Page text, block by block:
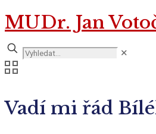
MUDr. Jan
✕
Vadí mi řád